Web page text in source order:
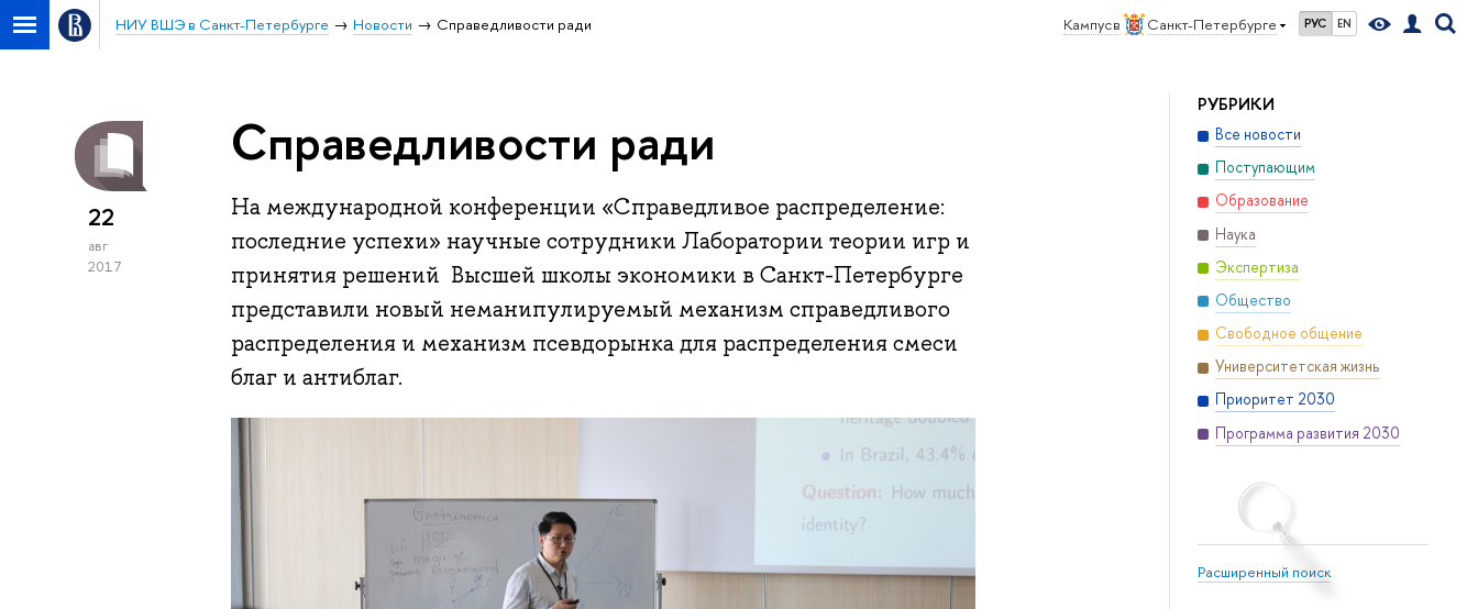
Кампус в Санкт-Петербурге РУС EN
НИУ ВШЭ в Санкт-Петербурге Новости Справедливости ради
РУБРИКИ
Все новости
Поступающим
Образование
Наука
Экспертиза
Общество
Свободное общение
Университетская жизнь
Приоритет 2030
Программа развития 2030
Расширенный поиск
22
авг
2017
Справедливости ради
На международной конференции «Справедливое распределение:
последние успехи» научные сотрудники Лаборатории теории игр и
принятия решений Высшей школы экономики в Санкт-Петербурге
представили новый неманипулируемый механизм справедливого
распределения и механизм псевдорынка для распределения смеси
благ и антиблаг.